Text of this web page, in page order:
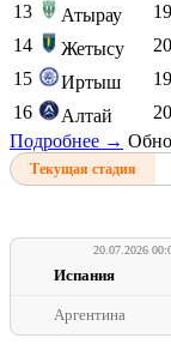
13
Атырау 19
14
Жетысу 20
15
Иртыш 19
16
Алтай 20
Подробнее →
Текущая стадия
20.07.2026
Испания
Аргентина